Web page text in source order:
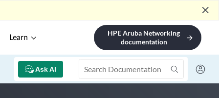
close
Learn
HPE Aruba Networking
documentation
arrow_forward
Ask AI